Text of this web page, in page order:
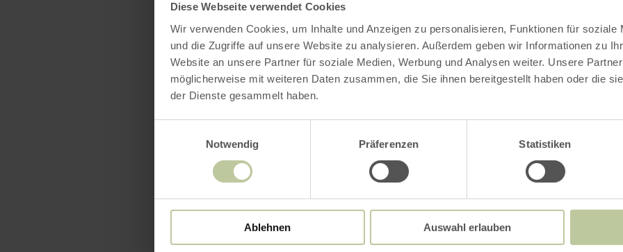
Diese Webseite verwendet Cookies
Wir verwenden Cookies, um Inhalte und Anzeigen zu personalisieren, Funktionen für soziale
und die Zugriffe auf unsere Website zu analysieren. Außerdem geben wir Informationen zu
Website an unsere Partner für soziale Medien, Werbung und Analysen weiter. Unsere
möglicherweise mit weiteren Daten zusammen, die Sie ihnen bereitgestellt haben oder die
der Dienste gesammelt haben.
Notwendig
Präferenzen Statistiken
Ablehnen Auswahl erlauben
Further
Downloads
Opening hours